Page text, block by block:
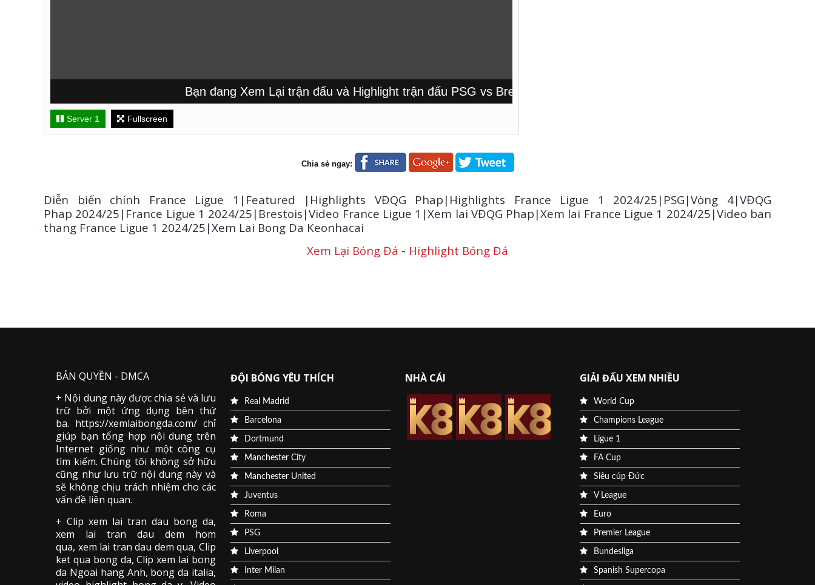
Bạn đang Xem Lại trận đấu và Highlight trận đấu PSG vs Brestois tại Xemlaibongda.Com . Để tạo tài cá độ bóng đá
Server 1 Fullscreen
Chia sẻ ngay:
Diễn biến chính France Ligue 1|Featured |Highlights VĐQG Phap|Highlights France Ligue 1 2024/25 |PSG|Vòng 4|VĐQG
Phap 2024/25|France Ligue 1 2024/25|Brestois|Video France Ligue 1|Xem lai VĐQG Phap|Xem lai France Ligue 1 2024/25|Video ban
thang France Ligue 1 2024/25|Xem Lai Bong Da Keonhacai
Xem Lại Bóng Đá - Highlight Bóng Đá
BẢN QUYỀN - DMCA
+ Nội dung này được chia sẻ và lưu
trữ bởi một ứng dụng bên thứ
ba. https://xemlaibongda.com/ chỉ
giúp bạn tổng hợp nội dung trên
Internet giống như một công cụ
tìm kiếm. Chúng tôi không sở hữu
cũng như lưu trữ nội dung này và
sẽ không chịu trách nhiệm cho các
vấn đề liên quan.
+ Clip xem lai tran dau bong da,
xem lai tran dau dem hom
qua, xem lai tran dau dem qua, Clip
ket qua bong da, Clip xem lai bong
da Ngoai hang Anh, bong da italia,
ĐỘI BÓNG YÊU THÍCH
Real Madrid
Barcelona
Dortmund
Manchester City
Manchester United
Juventus
Roma
PSG
Liverpool
Inter Milan
NHÀ CÁI GIẢI ĐẤU XEM NHIỀU
World Cup
Champions League
Ligue 1
FA Cup
Siêu cúp Đức
V League
Euro
Premier League
Bundesliga
Spanish Supercopa